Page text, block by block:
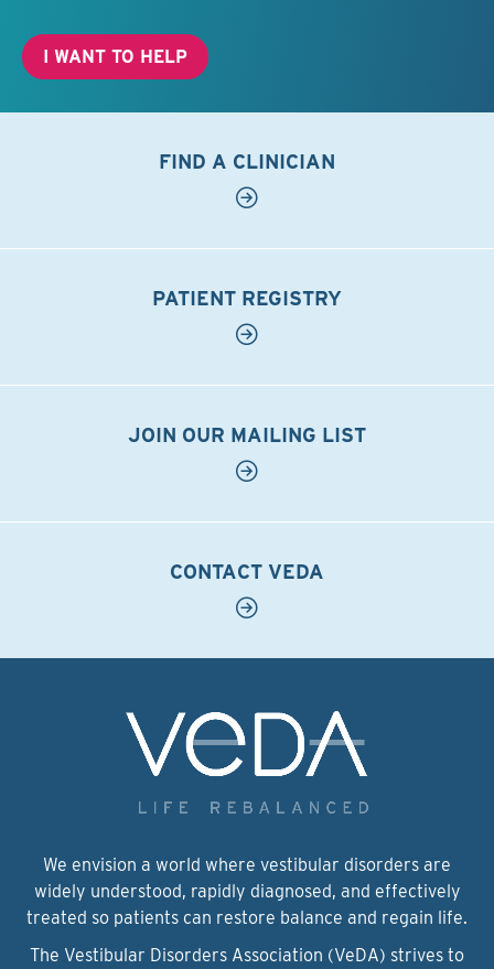
I WANT TO HELP
FIND A CLINICIAN
PATIENT REGISTRY
JOIN OUR MAILING LIST
CONTACT VEDA
We envision a world where vestibular disorders are
widely understood, rapidly diagnosed, and effectively
treated so patients can restore balance and regain life.
The Vestibular Disorders Association (VeDA) strives to